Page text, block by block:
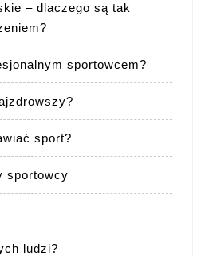
– dlaczego są tak
sportowcem?
sport?
sportowcy
ludzi?